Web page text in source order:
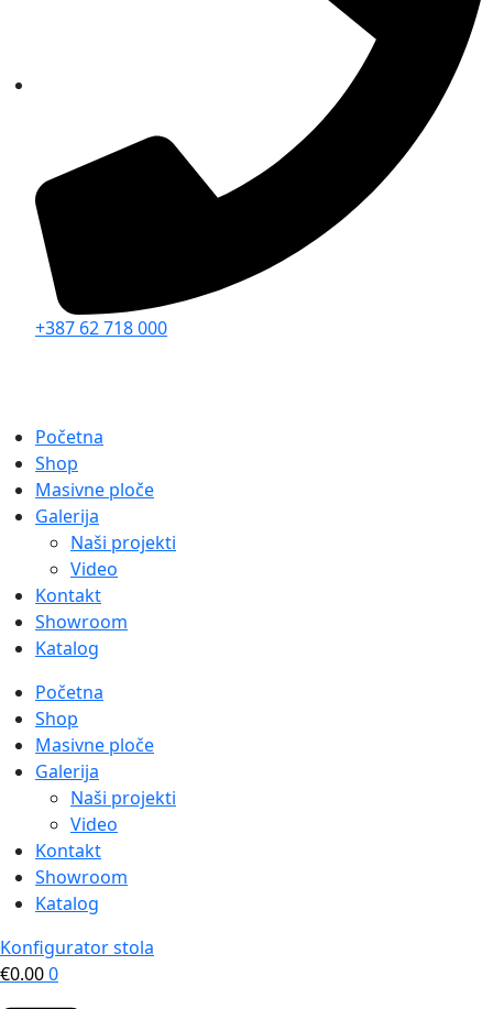
+387 62 718 000
Početna
Shop
Masivne ploče
Galerija
Naši projekti
Video
Kontakt
Showroom
Katalog
Početna
Shop
Masivne ploče
Galerija
Naši projekti
Video
Kontakt
Showroom
Katalog
Konfigurator stola
€0.000